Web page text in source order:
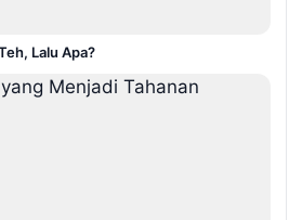
Lalu Apa?